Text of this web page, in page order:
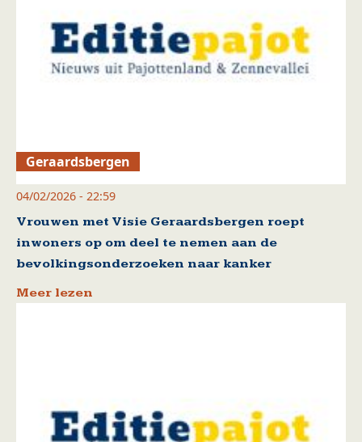
Geraardsbergen
04/02/2026 - 22:59
Vrouwen met Visie Geraardsbergen roept
inwoners op om deel te nemen aan de
bevolkingsonderzoeken naar kanker
Meer lezen